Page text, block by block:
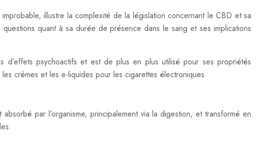
illustre la complexité de la législation concernant le CBD et sa
quant à sa durée de présence dans le sang et ses implications
psychoactifs et est de plus en plus utilisé pour ses propriétés
crèmes et les e-liquides pour les cigarettes électroniques.
par l’organisme, principalement via la digestion, et transformé en